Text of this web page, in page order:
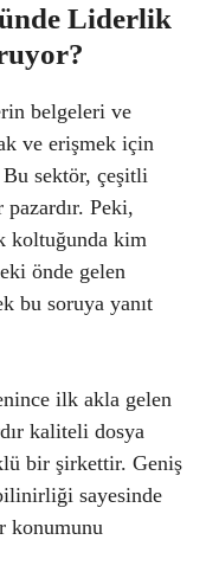
Liderlik
belgeleri ve
ve erişmek için
sektör, çeşitli
Peki,
koltuğunda kim
önde gelen
bu soruya yanıt
ilk akla gelen
kaliteli dosya
bir şirkettir. Geniş
sayesinde
konumunu